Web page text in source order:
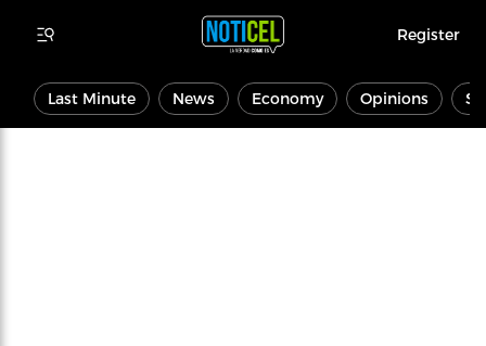
Register
Last Minute News Economy Opinions